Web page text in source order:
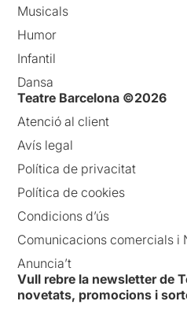
Musicals
Humor
Infantil
Dansa
Teatre Barcelona ©2026
Atenció al client
Avís legal
Política de privacitat
Política de cookies
Condicions d’ús
Comunicacions comercials i
Anuncia’t
Vull rebre la newsletter de
novetats, promocions i